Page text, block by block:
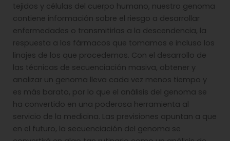
tejidos y células del cuerpo humano, nuestro genoma
contiene información sobre el riesgo a desarrollar
enfermedades o transmitirlas a la descendencia, la
respuesta a los fármacos que tomamos e incluso los
linajes de los que procedemos. Con el desarrollo de
las técnicas de secuenciación masiva, obtener y
analizar un genoma lleva cada vez menos tiempo y
es más barato, por lo que el análisis del genoma se
ha convertido en una poderosa herramienta al
servicio de la medicina. Las previsiones apuntan a que
en el futuro, la secuenciación del genoma se